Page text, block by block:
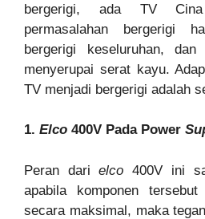
bergerigi, ada TV
permasalahan bergerigi
bergerigi keseluruhan,
menyerupai serat kayu.
TV menjadi bergerigi adalah
1. Elco 400V Pada Power
Peran darielco400V ini
apabila komponen
secara maksimal, maka